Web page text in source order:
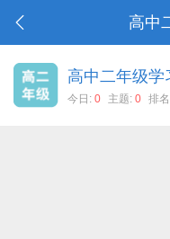
高中
高中二年级学
今日: 0 主题: 0 排